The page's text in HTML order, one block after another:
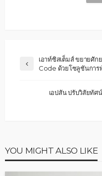
เอาท์ซิสเต็มส์ ขยายศั
Code ด้วยโซลูชันกา
เอปสัน ปรับวิสัยทัศ
YOU MIGHT ALSO LIKE